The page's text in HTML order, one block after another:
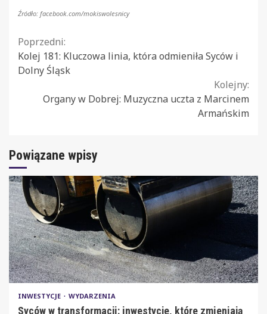
Źródło: facebook.com/mokiswolesnicy
Continue
Reading
Poprzedni:
Kolej 181: Kluczowa linia, która odmieniła Syców i
Dolny Śląsk
Kolejny:
Organy w Dobrej: Muzyczna uczta z Marcinem
Armańskim
Powiązane wpisy
INWESTYCJE WYDARZENIA
Syców w transformacji: inwestycje, które zmieniają